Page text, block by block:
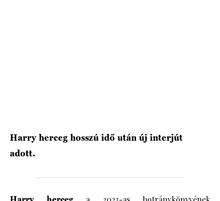
Harry herceg hosszú idő után új interjút
adott.